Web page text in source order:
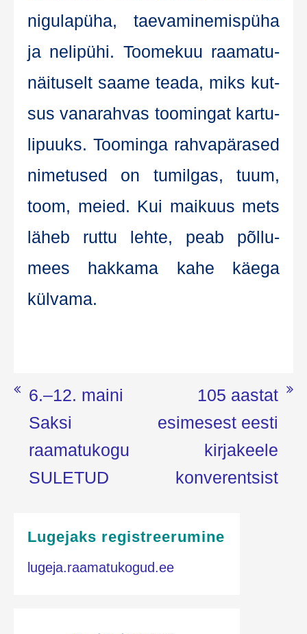
nigu­la­pü­ha, tae­va­mi­ne­mis­pü­ha
ja neli­pühi. Too­me­kuu raa­ma­tu­
näi­tu­selt saa­me tea­da, miks kut­
sus vana­rah­vas too­min­gat kar­tu­
li­puuks. Too­min­ga rah­va­pä­ra­sed
nime­tu­sed on tumil­gas, tuum,
toom, meied. Kui mai­kuus mets
läheb rut­tu leh­te, peab põl­lu­
mees hak­ka­ma kahe käe­ga
külvama.
Navigeerimine
6.–12. maini
Saksi
raamatukogu
SULETUD
105 aastat
esimesest eesti
kirjakeele
konverentsist
Lugejaks registreerumine
lugeja.raamatukogud.ee